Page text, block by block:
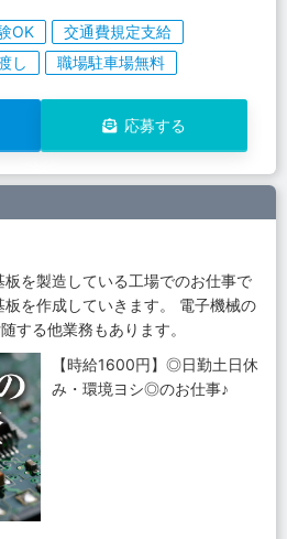
OK
交通費規定支給
し 職場駐車場無料
応募する
を製造している工場でのお仕事で
を作成していきます。 電子機械の
する他業務もあります。
【時給1600円】◎日勤土日休
み・環境ヨシ◎のお仕事♪